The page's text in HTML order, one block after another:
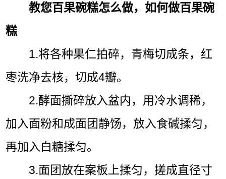
教您百果碗糕怎么做，如何做百果碗
糕
1.将各种果仁拍碎，青梅切成条，红
枣洗净去核，切成4瓣。
2.酵面撕碎放入盆内，用冷水调稀，
加入面粉和成面团静饧，放入食碱揉匀，
再加入白糖揉匀。
3.面团放在案板上揉匀，搓成直径寸